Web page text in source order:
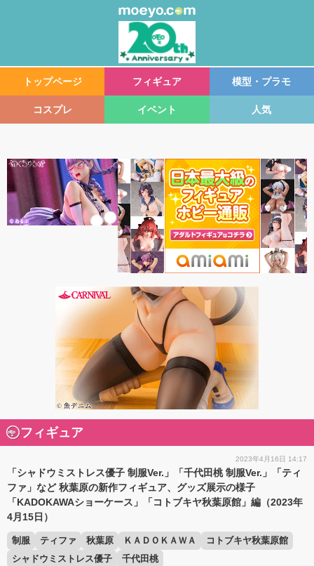
トップページ フィギュア 模型・プラモ
コスプレ イベント 人気
フィギュア
2023年4月16日 14:17
「シャドウミストレス優子 制服Ver.」「千代田桃 制服Ver.」「ティ
ファ」など 秋葉原の新作フィギュア、グッズ展示の様子
「KADOKAWAショーケース」「コトブキヤ秋葉原館」編（2023年
4月15日）
制服 ティファ 秋葉原 ＫＡＤＯＫＡＷＡ
コトブキヤ秋葉原館
シャドウミストレス優子
千代田桃